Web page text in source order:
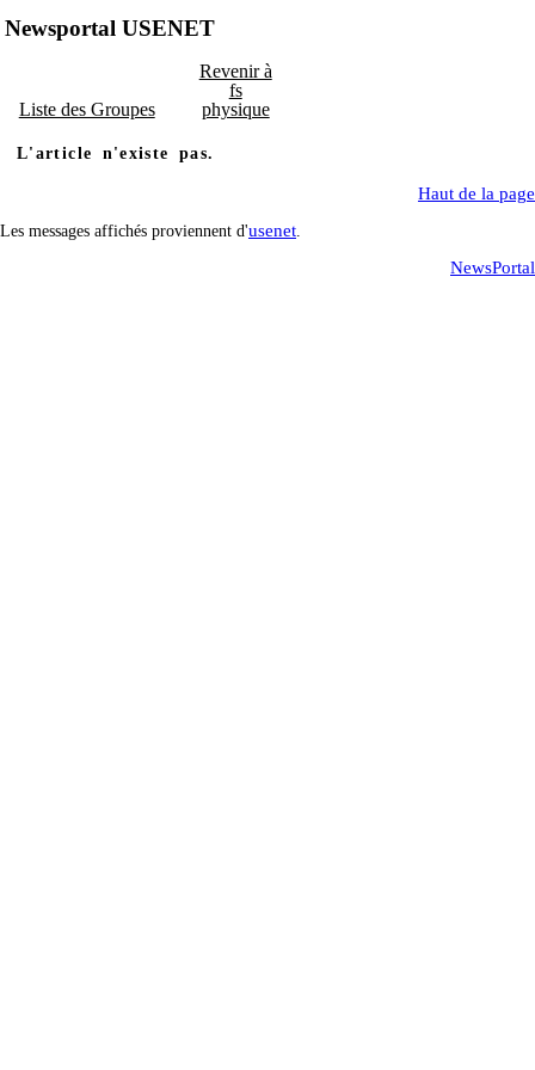
Newsportal USENET
Liste des Groupes
Revenir à
fs
physique
L'article n'existe pas.
Haut de la page
Les messages affichés proviennent d'usenet
NewsPortal